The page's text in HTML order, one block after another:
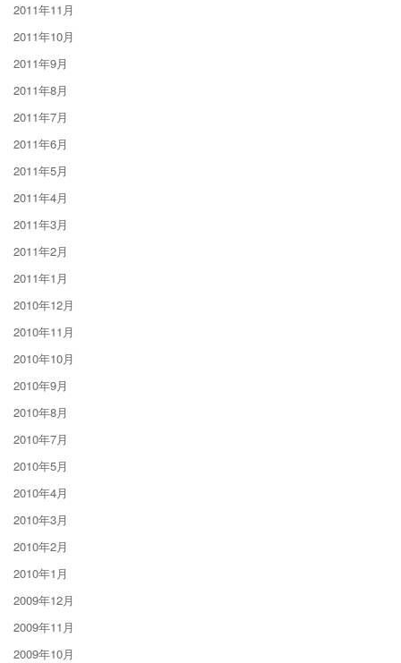
2011年11月
2011年10月
2011年9月
2011年8月
2011年7月
2011年6月
2011年5月
2011年4月
2011年3月
2011年2月
2011年1月
2010年12月
2010年11月
2010年10月
2010年9月
2010年8月
2010年7月
2010年5月
2010年4月
2010年3月
2010年2月
2010年1月
2009年12月
2009年11月
2009年10月